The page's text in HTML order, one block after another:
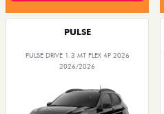
PULSE
PULSE DRIVE 1.3 MT FLEX 4P 2026
2026/2026